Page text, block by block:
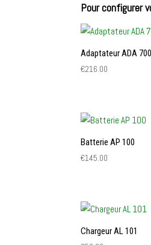
Pour configurer
Adaptateur ADA 700
€216.00
Batterie AP 100
€145.00
Chargeur AL 101